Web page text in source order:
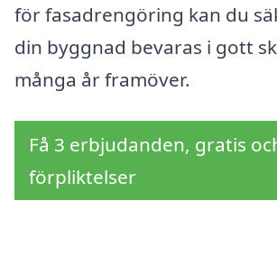
för fasadrengöring kan du
din byggnad bevaras i gott
många år framöver.
Få 3 erbjudanden, gratis
förpliktelser